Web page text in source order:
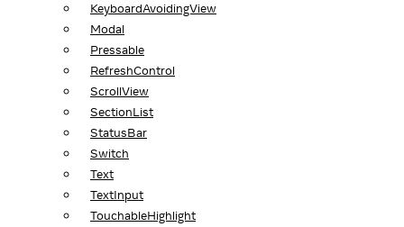
KeyboardAvoidingView
Modal
Pressable
RefreshControl
ScrollView
SectionList
StatusBar
Switch
Text
TextInput
TouchableHighlight